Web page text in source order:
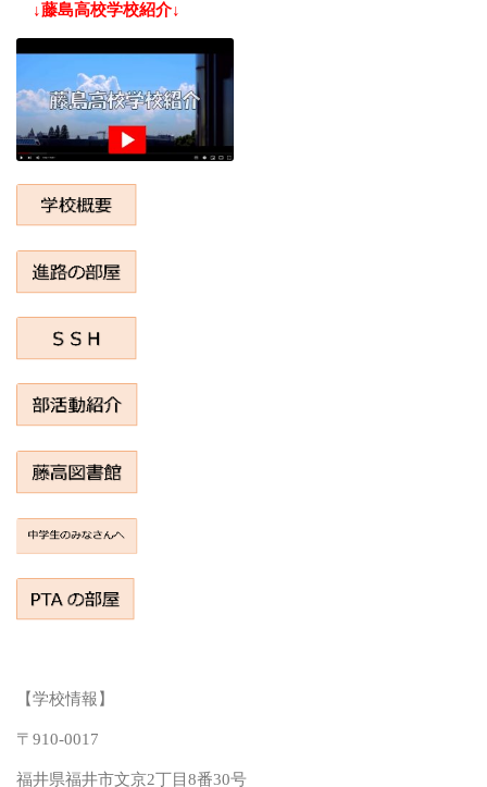
↓藤島高校学校紹介↓
【学校情報】
〒910-0017
福井県福井市文京2丁目8番30号